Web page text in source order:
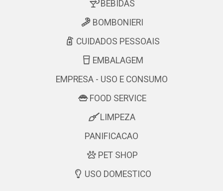
BEBIDAS
BOMBONIERI
CUIDADOS PESSOAIS
EMBALAGEM
EMPRESA - USO E CONSUMO
FOOD SERVICE
LIMPEZA
PANIFICACAO
PET SHOP
USO DOMESTICO